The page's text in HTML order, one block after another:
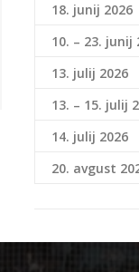
18. junij 2026
10. – 23. junij
13. julij 2026
13. – 15. julij
14. julij 2026
20. avgust